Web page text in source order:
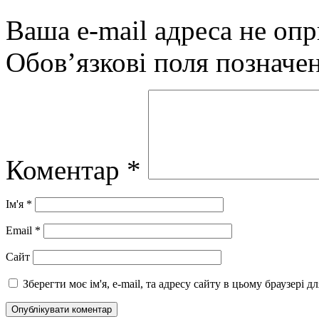
Ваша e-mail адреса не
Обов’язкові поля
Коментар *
Ім'я *
Email *
Сайт
Зберегти моє ім'я, e-mail, та адресу сайту в цьому браузері